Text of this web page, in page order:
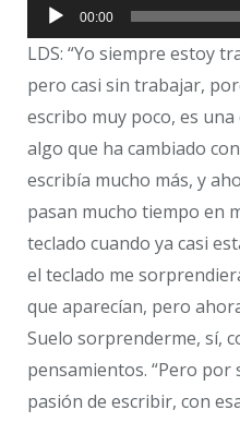
Reproductor
de
00:00
LDS: “Yo siempre estoy
pero casi sin trabajar,
escribo muy poco, es
algo que ha cambiado
escribía mucho más, y
pasan mucho tiempo en
teclado cuando ya casi
el teclado me
que aparecían, pero
Suelo sorprenderme, sí,
pensamientos. “Pero
pasión de escribir, con